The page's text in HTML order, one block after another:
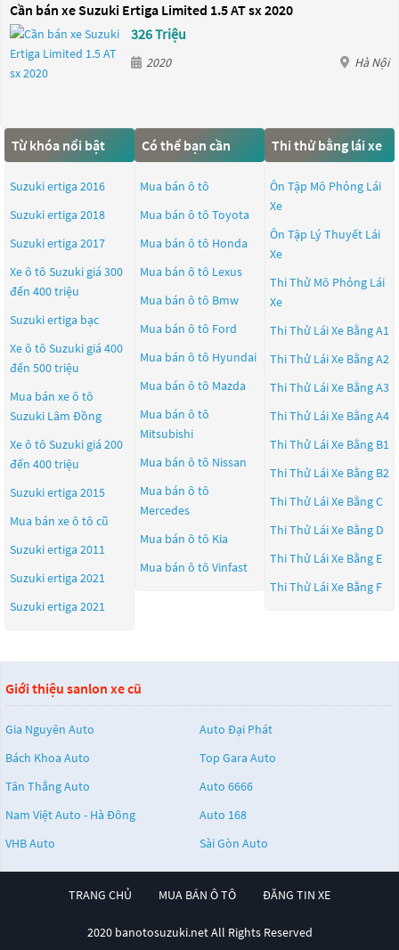
Cần bán xe Suzuki Ertiga Limited 1.5 AT sx 2020
326 Triệu
2020 Hà Nội
Từ khóa nổi bật
Suzuki ertiga 2016
Suzuki ertiga 2018
Suzuki ertiga 2017
Xe ô tô Suzuki giá 300
đến 400 triệu
Suzuki ertiga bạc
Xe ô tô Suzuki giá 400
đến 500 triệu
Mua bán xe ô tô
Suzuki Lâm Đồng
Xe ô tô Suzuki giá 200
đến 400 triệu
Suzuki ertiga 2015
Mua bán xe ô tô cũ
Suzuki ertiga 2011
Suzuki ertiga 2021
Suzuki ertiga 2021
Có thể bạn cần
Mua bán ô tô
Mua bán ô tô Toyota
Mua bán ô tô Honda
Mua bán ô tô Lexus
Mua bán ô tô Bmw
Mua bán ô tô Ford
Mua bán ô tô Hyundai
Mua bán ô tô Mazda
Mua bán ô tô
Mitsubishi
Mua bán ô tô Nissan
Mua bán ô tô
Mercedes
Mua bán ô tô Kia
Mua bán ô tô Vinfast
Thi thử bằng lái xe
Ôn Tập Mô Phỏng Lái
Xe
Ôn Tập Lý Thuyết Lái
Xe
Thi Thử Mô Phỏng Lái
Xe
Thi Thử Lái Xe Bằng A1
Thi Thử Lái Xe Bằng A2
Thi Thử Lái Xe Bằng A3
Thi Thử Lái Xe Bằng A4
Thi Thử Lái Xe Bằng B1
Thi Thử Lái Xe Bằng B2
Thi Thử Lái Xe Bằng C
Thi Thử Lái Xe Bằng D
Thi Thử Lái Xe Bằng E
Thi Thử Lái Xe Bằng F
Giới thiệu sanlon xe cũ
Gia Nguyên Auto
Auto Đại Phát
Bách Khoa Auto
Top Gara Auto
Tân Thắng Auto
Auto 6666
Nam Việt Auto - Hà Đông
Auto 168
VHB Auto
Sài Gòn Auto
TRANG CHỦ MUA BÁN Ô TÔ ĐĂNG TIN XE
2020 banotosuzuki.net All Rights Reserved